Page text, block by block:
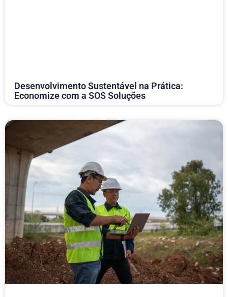
Desenvolvimento Sustentável na Prática:
Economize com a SOS Soluções